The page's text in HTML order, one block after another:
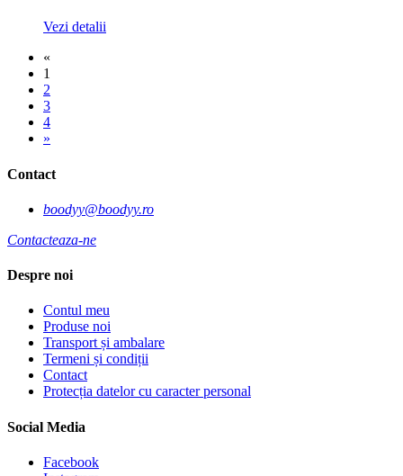
Vezi detalii
«
1
2
3
4
»
Contact
boodyy@boodyy.ro
Contacteaza-ne
Despre noi
Contul meu
Produse noi
Transport și ambalare
Termeni și condiții
Contact
Protecția datelor cu caracter personal
Social Media
Facebook